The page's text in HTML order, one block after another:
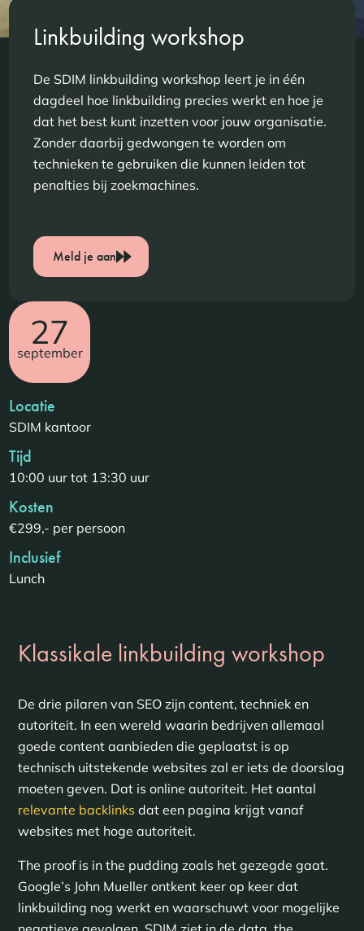
Linkbuilding workshop
De SDIM linkbuilding workshop leert je in één
dagdeel hoe linkbuilding precies werkt en hoe je
dat het best kunt inzetten voor jouw organisatie.
Zonder daarbij gedwongen te worden om
technieken te gebruiken die kunnen leiden tot
penalties bij zoekmachines.
Meld je aan
27
september
Locatie
SDIM kantoor
Tijd
10:00 uur tot 13:30 uur
Kosten
€299,- per persoon
Inclusief
Lunch
Klassikale linkbuilding workshop
De drie pilaren van SEO zijn content, techniek en
autoriteit. In een wereld waarin bedrijven allemaal
goede content aanbieden die geplaatst is op
technisch uitstekende websites zal er iets de doorslag
moeten geven. Dat is online autoriteit. Het aantal
relevante backlinks dat een pagina krijgt vanaf
websites met hoge autoriteit.
The proof is in the pudding zoals het gezegde gaat.
Google’s John Mueller ontkent keer op keer dat
linkbuilding nog werkt en waarschuwt voor mogelijke